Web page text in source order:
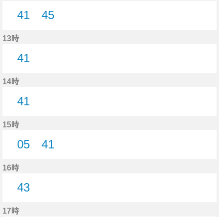
41
45
13時
41
14時
41
15時
05
41
16時
43
17時